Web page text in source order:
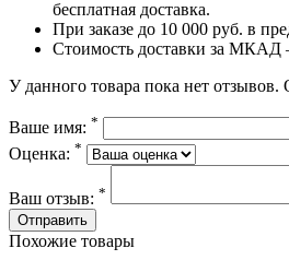
бесплатная доставка.
При заказе до 10 000 руб. в
Стоимость доставки за МКАД
У данного товара пока нет отзывов.
Ваше имя: *
Оценка: *
Ваш отзыв: *
Похожие товары